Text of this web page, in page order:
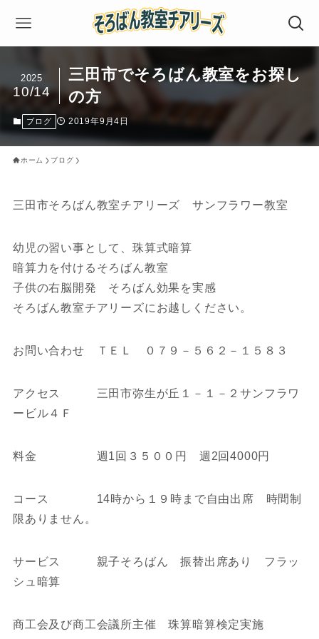
三田市でそろばん教室をお探し
の方
2025
10/14
ブログ 2019年9月4日
ホーム ブログ
三田市そろばん教室チアリーズ サンフラワー教室
幼児の習い事として、珠算式暗算
暗算力を付けるそろばん教室
子供の右脳開発 そろばん効果を実感
そろばん教室チアリーズにお越しください。
お問い合わせ ＴＥＬ ０７９－５６２－１５８３
アクセス 三田市弥生が丘１－１－２サンフラワ
ービル４Ｆ
料金 週1回３５００円 週2回4000円
コース 14時から１９時まで自由出席 時間制
限ありません。
サービス 親子そろばん 振替出席あり フラッ
シュ暗算
商工会及び商工会議所主催 珠算暗算検定実施